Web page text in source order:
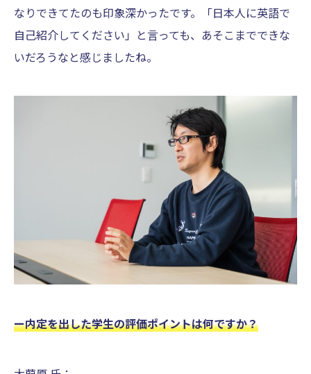
なりできてたのも印象深かったです。「日本人に英語で
自己紹介してください」と言っても、あそこまでできな
いだろうなと感じましたね。
ー内定を出した学生の評価ポイントは何ですか？